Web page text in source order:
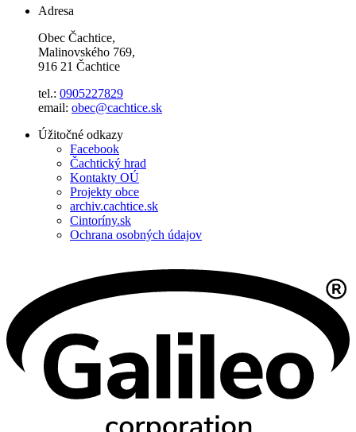
Adresa
Obec Čachtice,
Malinovského 769,
916 21 Čachtice
tel.: 0905227829
email: obec@cachtice.sk
Úžitočné odkazy
Facebook
Čachtický hrad
Kontakty OÚ
Projekty obce
archiv.cachtice.sk
Cintoríny.sk
Ochrana osobných údajov